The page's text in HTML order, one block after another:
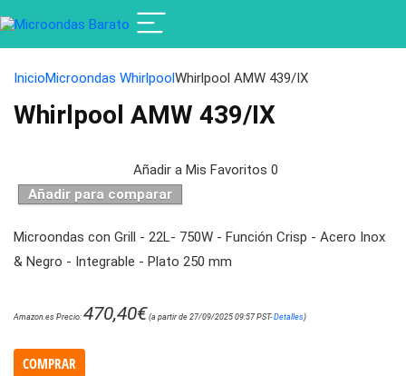
InicioMicroondas WhirlpoolWhirlpool AMW 439/IX
Whirlpool AMW 439/IX
Añadir a Mis Favoritos 0
Añadir para comparar
Microondas con Grill - 22L- 750W - Función Crisp - Acero Inox
& Negro - Integrable - Plato 250 mm
Amazon.es Precio: 470,40€ (a partir de 27/09/2025 09:57 PST-Detalles )
COMPRAR